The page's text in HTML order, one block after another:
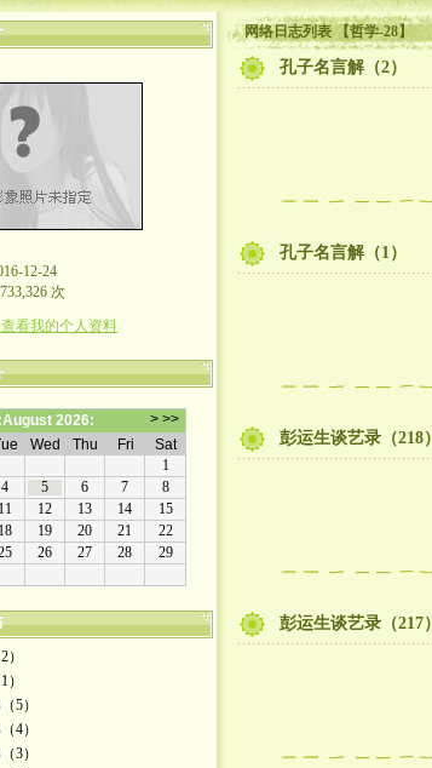
12-24
次
看我的个人资料
5）
4）
3）
网络日志列表 【哲学-28】
孔子名言解（2）
孔子名言解（1）
彭运生谈艺录（218）
彭运生谈艺录（217）